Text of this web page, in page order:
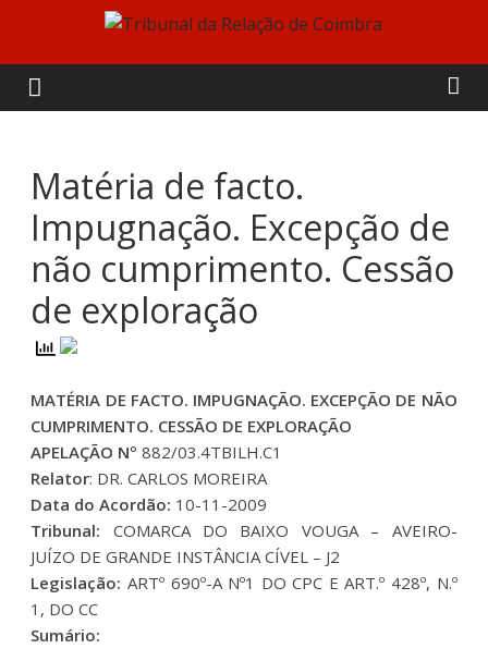
content
Tribunal
da
Relação
de
Coimbra
Matéria de facto.
Impugnação. Excepção de
não cumprimento. Cessão
de exploração
MATÉRIA DE FACTO. IMPUGNAÇÃO. EXCEPÇÃO DE NÃO
CUMPRIMENTO. CESSÃO DE EXPLORAÇÃO
APELAÇÃO Nº 882/03.4TBILH.C1
Relator: DR. CARLOS MOREIRA
Data do Acordão: 10-11-2009
Tribunal: COMARCA DO BAIXO VOUGA – AVEIRO-
JUÍZO DE GRANDE INSTÂNCIA CÍVEL – J2
Legislação: ARTº 690º-A Nº1 DO CPC E ART.º 428º, N.º
1, DO CC
Sumário: